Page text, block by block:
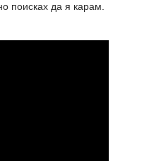
поисках да я карам.